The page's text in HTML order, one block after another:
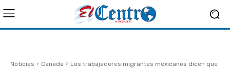
Noticias Canada
Los trabajadores migrantes mexicanos dicen que